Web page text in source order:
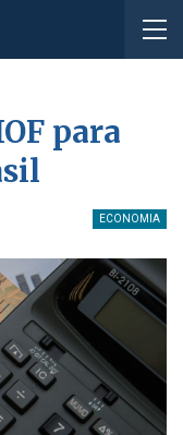
para
ECONOMIA